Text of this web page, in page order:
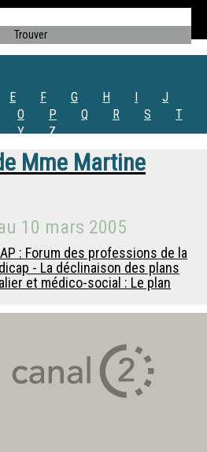
E F G H I
J
O P Q R S
T
Y Z
Mme Martine
10 mars 2005
: Forum des professions de la
- La déclinaison des plans
et médico-social : Le plan